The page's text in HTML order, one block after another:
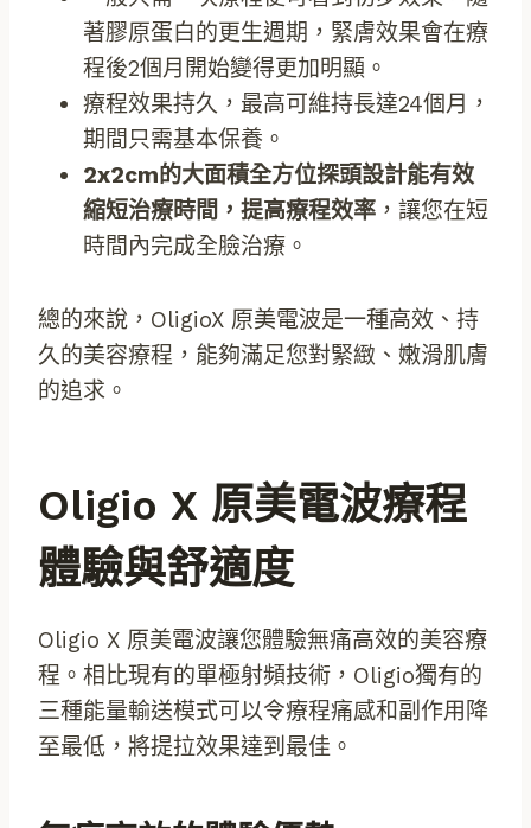
著膠原蛋白的更生週期，緊膚效果會在療
程後2個月開始變得更加明顯。
療程效果持久，最高可維持長達24個月，
期間只需基本保養。
2x2cm的大面積全方位探頭設計能有效
縮短治療時間，提高療程效率 ，讓您在短
時間內完成全臉治療。
總的來說，OligioX 原美電波是一種高效、持
久的美容療程，能夠滿足您對緊緻、嫩滑肌膚
的追求。
Oligio X 原美電波療程
體驗與舒適度
Oligio X 原美電波讓您體驗無痛高效的美容療
程。相比現有的單極射頻技術，Oligio獨有的
三種能量輸送模式可以令療程痛感和副作用降
至最低，將提拉效果達到最佳。